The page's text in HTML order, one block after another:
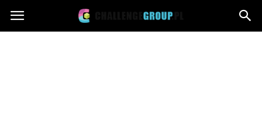
Challengegroup.pl